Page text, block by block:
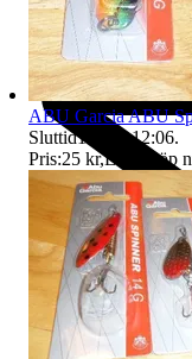
ABU Garcia ABU
Sluttid11 aug 12:06.
Pris:25 kr,Eller Köp